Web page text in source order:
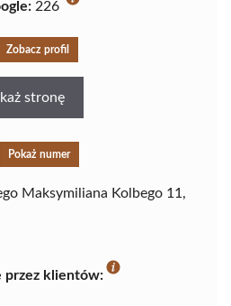
226
Zobacz profil
stronę
Pokaż numer
Maksymiliana Kolbego 11,
przez klientów: